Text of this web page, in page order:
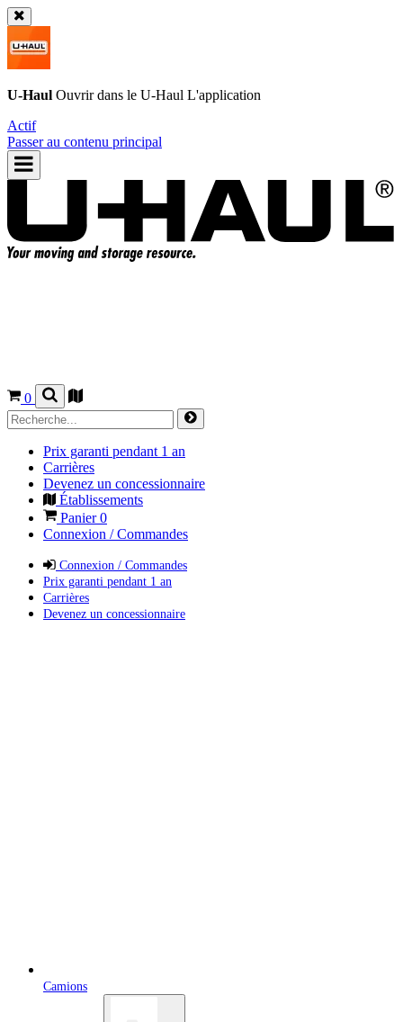
U-Haul Ouvrir dans le U-Haul L'application
Actif
Passer au contenu principal
0
Prix garanti pendant 1 an
Carrières
Devenez un concessionnaire
Établissements
Panier0
Connexion / Commandes
Connexion / Commandes
Prix garanti pendant 1 an
Carrières
Devenez un concessionnaire
Camions